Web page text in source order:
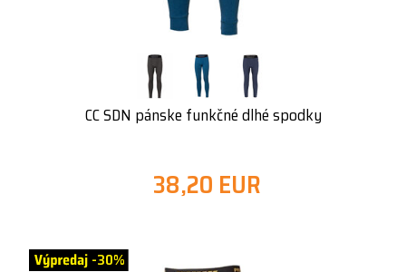
CC SDN pánske funkčné dlhé spodky
38,20 EUR
-30%